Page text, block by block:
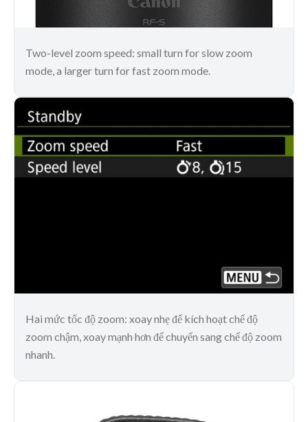
Two-level zoom speed: small turn for slow zoom
mode, a larger turn for fast zoom mode.
Hai mức tốc độ zoom: xoay nhẹ để kích hoạt chế độ
zoom chậm, xoay mạnh hơn để chuyển sang chế độ zoom
nhanh.